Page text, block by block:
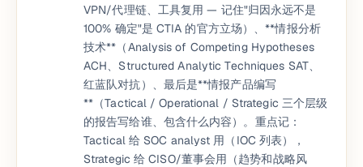
VPN/代理链、工具复用 — 记住"归因永远不是
100% 确定"是 CTIA 的官方立场）、**情报分析
技术**（Analysis of Competing Hypotheses
ACH、Structured Analytic Techniques SAT、
红蓝队对抗）、最后是**情报产品编写
**（Tactical / Operational / Strategic 三个层级
的报告写给谁、包含什么内容）。重点记：
Tactical 给 SOC analyst 用（IOC 列表），
Strategic 给 CISO/董事会用（趋势和战略风